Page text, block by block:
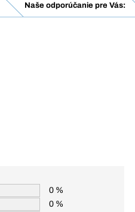
Naše odporúčanie pre Vás:
0 %
0 %